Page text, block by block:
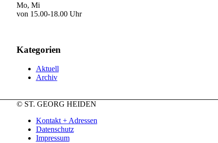
Mo, Mi
von 15.00-18.00 Uhr
Kategorien
Aktuell
Archiv
© ST. GEORG HEIDEN
Kontakt + Adressen
Datenschutz
Impressum